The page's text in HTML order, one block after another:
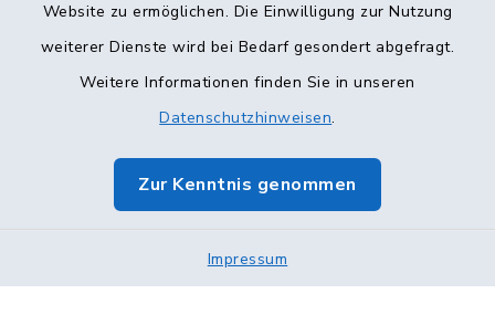
Website zu ermöglichen. Die Einwilligung zur Nutzung
weiterer Dienste wird bei Bedarf gesondert abgefragt.
Weitere Informationen finden Sie in unseren
Datenschutzhinweisen.
Zur Kenntnis genommen
Impressum
Kontakt
Barrierefreiheit
Impressum
Sitemap